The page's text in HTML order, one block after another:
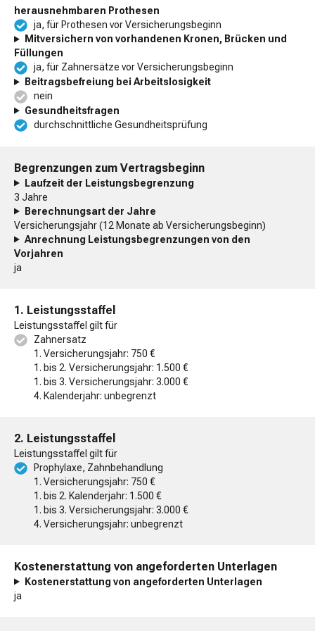
herausnehmbaren Prothesen
ja, für Prothesen vor Versicherungsbeginn
Mitversichern von vorhandenen Kronen, Brücken und
Füllungen
ja, für Zahnersätze vor Versicherungsbeginn
Beitragsbefreiung bei Arbeitslosigkeit
nein
Gesundheitsfragen
durchschnittliche Gesundheitsprüfung
Begrenzungen zum Vertragsbeginn
Laufzeit der Leistungsbegrenzung
3 Jahre
Berechnungsart der Jahre
Versicherungsjahr (12 Monate ab Versicherungsbeginn)
Anrechnung Leistungsbegrenzungen von den
Vorjahren
ja
1. Leistungsstaffel
Leistungsstaffel gilt für
Zahnersatz
1. Versicherungsjahr: 750 €
1. bis 2. Versicherungsjahr: 1.500 €
1. bis 3. Versicherungsjahr: 3.000 €
4. Kalenderjahr: unbegrenzt
2. Leistungsstaffel
Leistungsstaffel gilt für
Prophylaxe, Zahnbehandlung
1. Versicherungsjahr: 750 €
1. bis 2. Kalenderjahr: 1.500 €
1. bis 3. Versicherungsjahr: 3.000 €
4. Versicherungsjahr: unbegrenzt
Kostenerstattung von angeforderten Unterlagen
Kostenerstattung von angeforderten Unterlagen
ja